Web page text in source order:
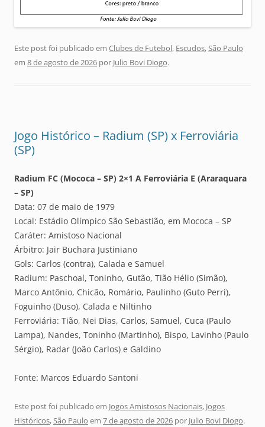
Este post foi publicado em Clubes de Futebol, Escudos,São Paulo
em 8 de agosto de 2026 por Julio Bovi Diogo.
Jogo Histórico – Radium (SP) x Ferroviária
(SP)
Radium FC (Mococa – SP) 2×1 A Ferroviária E (Araraquara
– SP)
Data: 07 de maio de 1979
Local: Estádio Olímpico São Sebastião, em Mococa – SP
Caráter: Amistoso Nacional
Árbitro: Jair Buchara Justiniano
Gols: Carlos (contra), Calada e Samuel
Radium: Paschoal, Toninho, Gutão, Tião Hélio (Simão),
Marco Antônio, Chicão, Romário, Paulinho (Guto Perri),
Foguinho (Duso), Calada e Niltinho
Ferroviária: Tião, Nei Dias, Carlos, Samuel, Cuca (Paulo
Lampa), Nandes, Toninho (Martinho), Bispo, Lavinho (Paulo
Sérgio), Radar (João Carlos) e Galdino
Fonte: Marcos Eduardo Santoni
Este post foi publicado em Jogos Amistosos Nacionais, Jogos
Históricos,São Paulo em 7 de agosto de 2026 por Julio Bovi Diogo.